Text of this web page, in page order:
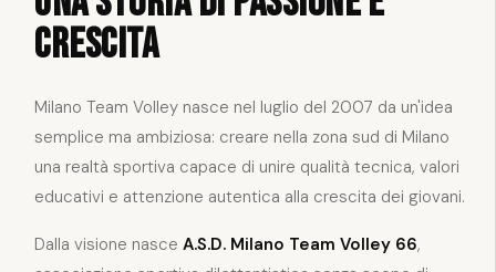
crescita
Milano Team Volley nasce nel luglio del 2007 da un'idea
semplice ma ambiziosa: creare nella zona sud di Milano
una realtà sportiva capace di unire qualità tecnica, valori
educativi e attenzione autentica alla crescita dei giovani.
Dalla visione nasceA.S.D. Milano Team Volley 66,